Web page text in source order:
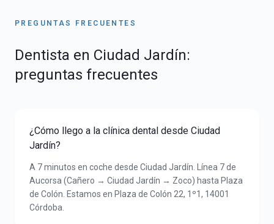
PREGUNTAS FRECUENTES
Dentista en Ciudad Jardín:
preguntas frecuentes
¿Cómo llego a la clínica dental desde Ciudad
Jardín?
A 7 minutos en coche desde Ciudad Jardín. Línea 7 de
Aucorsa (Cañero → Ciudad Jardín → Zoco) hasta Plaza
de Colón. Estamos en Plaza de Colón 22, 1º1, 14001
Córdoba.